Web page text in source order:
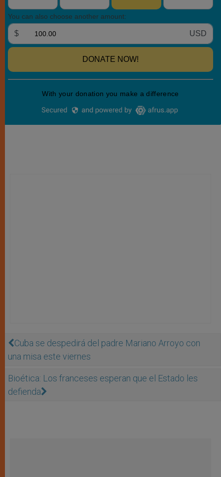
Cuba se despedirá del padre Mariano Arroyo con
una misa este viernes
Bioética: Los franceses esperan que el Estado les
defienda